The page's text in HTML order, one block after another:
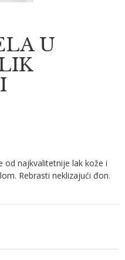
U
od najkvalitetnije lak kože i
Rebrasti neklizajući đon.